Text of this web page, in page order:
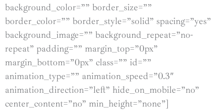
background_color=”” border_size=””
border_color=”” border_style=”solid” spacing=”yes”
background_image=”” background_repeat=”no-
repeat” padding=”” margin_top=”0px”
margin_bottom=”0px” class=”” id=””
animation_type=”” animation_speed=”0.3″
animation_direction=”left” hide_on_mobile=”no”
center_content=”no” min_height=”none”]